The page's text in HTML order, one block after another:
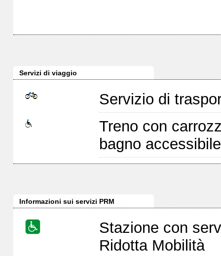
Servizi di viaggio
Servizio di
Treno con
bagno
Informazioni sui servizi PRM
Stazione con
Ridotta Mobilità